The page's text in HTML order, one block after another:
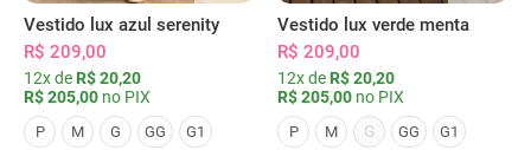
Vestido lux azul serenity
R$ 209,00
12x de R$ 20,20
R$ 205,00 no PIX
P M G GG G1
Vestido lux verde menta
R$ 209,00
12x de R$ 20,20
R$ 205,00 no PIX
P M G GG G1